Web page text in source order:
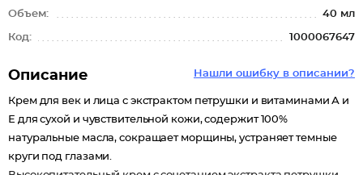
Объем: 40 мл
Код: 1000067647
Нашли ошибку в описании?
Описание
Крем для век и лица с экстрактом петрушки и витаминами А и
Е для сухой и чувствительной кожи, содержит 100%
натуральные масла, сокращает морщины, устраняет темные
круги под глазами.